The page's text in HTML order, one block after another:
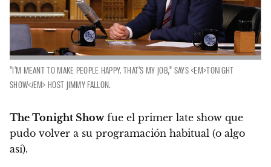
"I'M MEANT TO MAKE PEOPLE HAPPY. THAT'S MY JOB," SAYS <EM>TONIGHT
SHOW</EM> HOST JIMMY FALLON.
The Tonight Showfue el primer late show que
pudo volver a su programación habitual (o algo
así).